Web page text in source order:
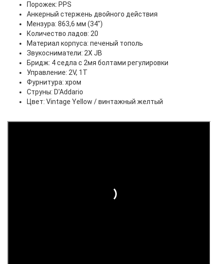
Порожек: PPS
Анкерный стержень двойного действия
Мензура: 863,6 мм (34")
Количество ладов: 20
Материал корпуса: печеный тополь
Звукосниматели: 2X JB
Бридж: 4 седла с 2мя болтами регулировки
Управление: 2V, 1T
Фурнитура: хром
Струны: D'Addario
Цвет: Vintage Yellow / винтажный желтый